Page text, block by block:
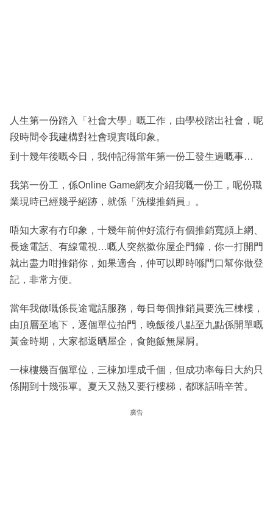
閱
專
人生第一份踏入「社會大學」嘅工作，由學校踏出社會，呢
段時間令我建構對社會現實嘅印象。
到十幾年後嘅今日，我仲記得當年第一份工發生過嘅事…
我第一份工，係Online Game網友介紹我嘅一份工，呢份職
業現時已經幾乎絕跡，就係「洗樓推銷員」。
唔知大家有冇印象，十幾年前仲好流行有個推銷寬頻上網、
長途電話、有線電視…嘅人突然撳你屋企門鐘，你一打開門
就出盡力咁推銷你，如果適合，仲可以即時喺門口幫你做登
記，非常方便。
當年我做嘅係長途電話服務，每日每個推銷員要洗三棟樓，
由頂層至地下，逐個單位拍門，晚飯後八點至九點係開單嘅
黃金時期，大家都返晒屋企，食飽飯無屎屙。
一棟樓幾百個單位，三棟加埋成千個，但成功率每日大約只
係開到十幾張單。夏天又熱又要行樓梯，都咪話唔辛苦。
廣告